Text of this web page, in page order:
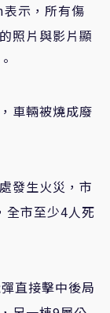
示，所有傷
照片與影片顯
車輛被燒成廢
發生火災，市
市至少4人死
直接擊中後局